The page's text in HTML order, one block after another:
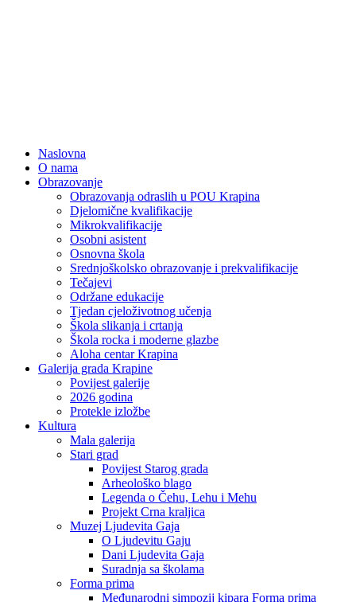
Naslovna
O nama
Obrazovanje
Obrazovanja odraslih u POU Krapina
Djelomične kvalifikacije
Mikrokvalifikacije
Osobni asistent
Osnovna škola
Srednjoškolsko obrazovanje i prekvalifikacije
Tečajevi
Održane edukacije
Tjedan cjeloživotnog učenja
Škola slikanja i crtanja
Škola rocka i moderne glazbe
Aloha centar Krapina
Galerija grada Krapine
Povijest galerije
2026 godina
Protekle izložbe
Kultura
Mala galerija
Stari grad
Povijest Starog grada
Arheološko blago
Legenda o Čehu, Lehu i Mehu
Projekt Crna kraljica
Muzej Ljudevita Gaja
O Ljudevitu Gaju
Dani Ljudevita Gaja
Suradnja sa školama
Forma prima
Međunarodni simpozij kipara Forma prima